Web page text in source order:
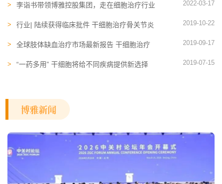
李诣书带领博雅控股集团，​走在细胞治疗行业
2022-03-17
行业| 陆续获得临床批件 干细胞治疗骨关节炎
2019-10-22
全球肢体缺血治疗市场最新报告 干细胞治疗
2019-09-17
“一药多用” 干细胞将给不同疾病提供新选择 2019-07-15
博雅新闻